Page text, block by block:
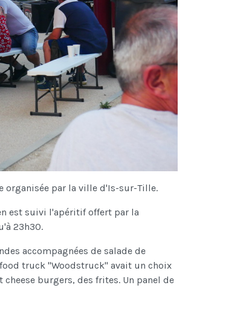
organisée par la ville d'Is-sur-Tille.
est suivi l'apéritif offert par la
23h30.
accompagnées de salade de
truck "Woodstruck" avait un choix
burgers, des frites. Un panel de